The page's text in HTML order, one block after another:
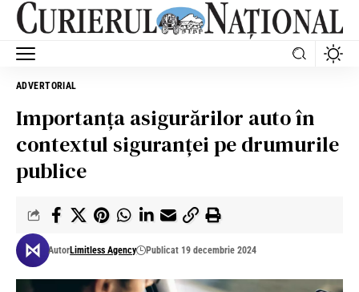
ADVERTORIAL
Importanța asigurărilor auto în
contextul siguranței pe drumurile
publice
AutorLimitless Agency Publicat 19 decembrie 2024